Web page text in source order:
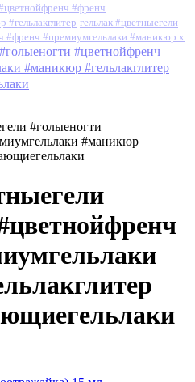
#френч
гельлак #цветныегели
#френч #премиумгельлаки #маникюр x
#цветнойфренч
#маникюр #гельлакглитер
#голыеногти
#маникюр